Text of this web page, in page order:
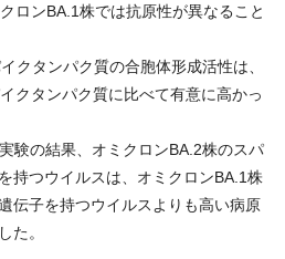
ロンBA.1株では抗原性が異なること
クタンパク質の合胞体形成活性は、
クタンパク質に比べて有意に高かっ
験の結果、オミクロンBA.2株のスパ
持つウイルスは、オミクロンBA.1株
伝子を持つウイルスよりも高い病原
た。